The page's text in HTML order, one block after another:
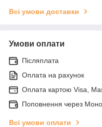
Всі умови доставки
Умови оплати
Післяплата
Оплата на рахунок
Оплата картою Visa,
Поповнення через
Всі умови оплати